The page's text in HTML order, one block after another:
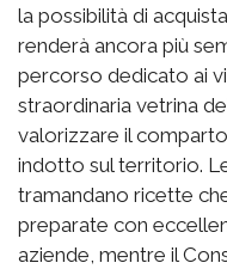
la possibilità di
renderà ancora più
percorso dedicato ai
straordinaria vetrina
valorizzare il
indotto sul territorio.
tramandano ricette
preparate con
aziende, mentre il